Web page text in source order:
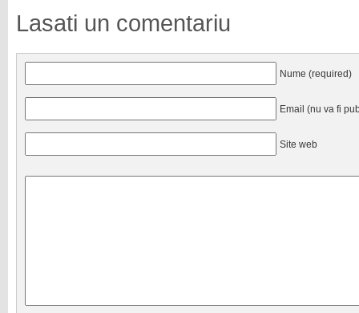
Lasati un comentariu
Nume (required)
Email (nu va fi
Site web